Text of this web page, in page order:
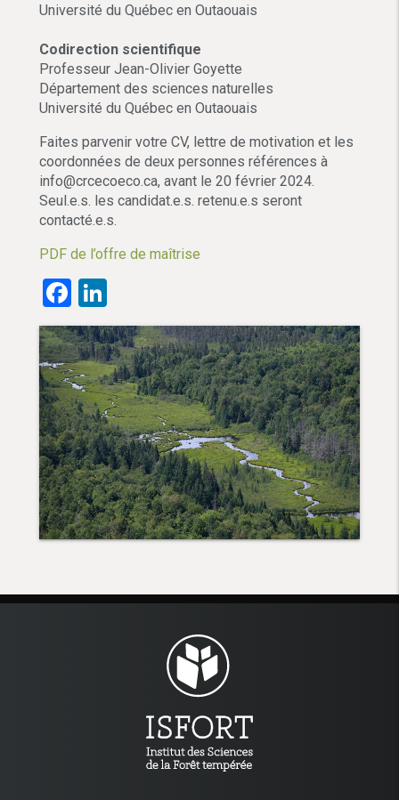
Université du Québec en Outaouais
Codirection scientifique
Professeur Jean-Olivier Goyette
Département des sciences naturelles
Université du Québec en Outaouais
Faites parvenir votre CV, lettre de motivation et les
coordonnées de deux personnes références à
info@crcecoeco.ca, avant le 20 février 2024.
Seul.e.s. les candidat.e.s. retenu.e.s seront
contacté.e.s.
PDF de l’offre de maîtrise
Facebook